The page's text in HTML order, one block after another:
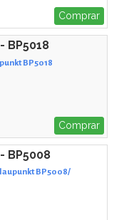
Comprar
BP5018
BP5018
Comprar
BP5008
BP5008/